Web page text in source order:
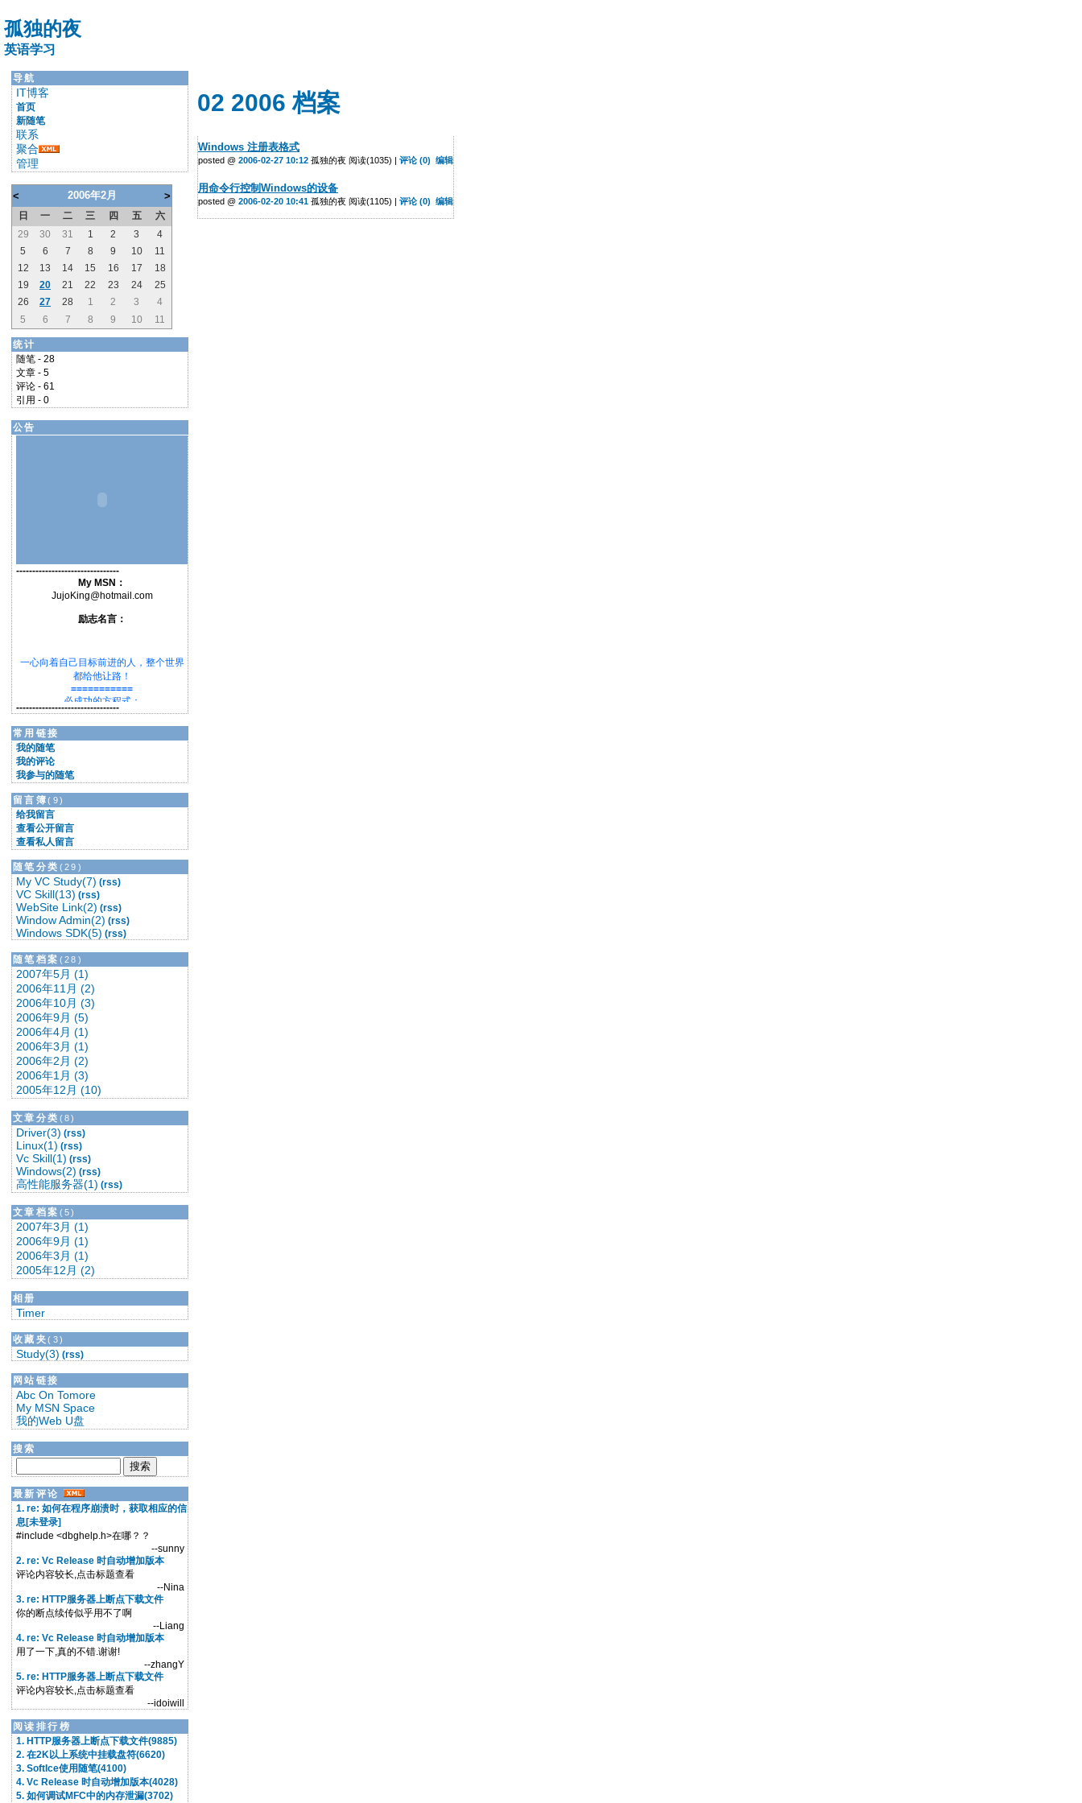
孤独的夜
英语学习
导航
IT博客
首页
新随笔
联系
聚合
管理
< 2006年2月 >
日 一 二 三 四 五
六
29
30 31 1 2 3
4
5
6 7 8 9 10
11
12
13 14 15 16 17
18
19
20 21 22 23 24
25
26
27 28 1 2 3
4
5
6 7 8 9 10 11
统计
随笔 - 28
文章 - 5
评论 - 61
引用 - 0
公告
--------------------------------
My MSN：
JujoKing@hotmail.com
励志名言：
一心向着自己目标前进的人，整个世界
都给他让路！
===========
必成功的方程式：
★要有明确地目标★
★要有详细的计划★
===========
改变能改变的，接受不能改变的。
--------------------------------
常用链接
我的随笔
我的评论
我参与的随笔
留言簿(9)
给我留言
查看公开留言
查看私人留言
随笔分类 (29)
My VC Study(7) (rss)
VC Skill(13) (rss)
WebSite Link(2) (rss)
Window Admin(2) (rss)
Windows SDK(5) (rss)
随笔档案 (28)
2007年5月 (1)
2006年11月 (2)
2006年10月 (3)
2006年9月 (5)
2006年4月 (1)
2006年3月 (1)
2006年2月 (2)
2006年1月 (3)
2005年12月 (10)
文章分类 (8)
Driver(3) (rss)
Linux(1) (rss)
Vc Skill(1) (rss)
Windows(2) (rss)
高性能服务器(1) (rss)
文章档案 (5)
2007年3月 (1)
2006年9月 (1)
2006年3月 (1)
2005年12月 (2)
相册
Timer
收藏夹(3)
Study(3) (rss)
网站链接
Abc On Tomore
My MSN Space
我的Web U盘
搜索
最新评论
1. re: 如何在程序崩溃时，获取相应的信
息[未登录]
#include <dbghelp.h>在哪？？
--sunny
2. re: Vc Release 时自动增加版本
评论内容较长,点击标题查看
--Nina
3. re: HTTP服务器上断点下载文件
你的断点续传似乎用不了啊
--Liang
4. re: Vc Release 时自动增加版本
用了一下,真的不错.谢谢!
--zhangY
5. re: HTTP服务器上断点下载文件
评论内容较长,点击标题查看
--idoiwill
阅读排行榜
1. HTTP服务器上断点下载文件(9885)
2. 在2K以上系统中挂载盘符(6620)
3. SoftIce使用随笔(4100)
4. Vc Release 时自动增加版本(4028)
5. 如何调试MFC中的内存泄漏(3702)
02 2006 档案
Windows 注册表格式
posted @ 2006-02-27 10:12 孤独的夜 阅读(1035) | 评论 (0) 编辑
用命令行控制Windows的设备
posted @ 2006-02-20 10:41 孤独的夜 阅读(1105) | 评论 (0) 编辑